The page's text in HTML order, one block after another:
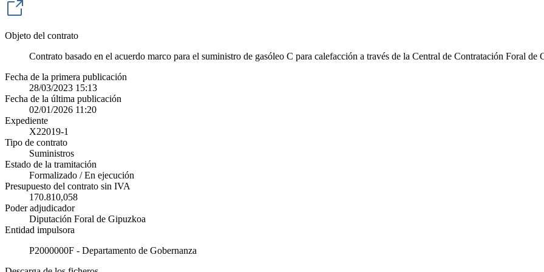
Objeto del contrato
Contrato basado en el acuerdo marco para el suministro de gasóleo C para calefacción a través de la Central de Contratación Foral de
Fecha de la primera publicación
28/03/2023 15:13
Fecha de la última publicación
02/01/2026 11:20
Expediente
X22019-1
Tipo de contrato
Suministros
Estado de la tramitación
Formalizado / En ejecución
Presupuesto del contrato sin IVA
170.810,058
Poder adjudicador
Diputación Foral de Gipuzkoa
Entidad impulsora
P2000000F - Departamento de Gobernanza